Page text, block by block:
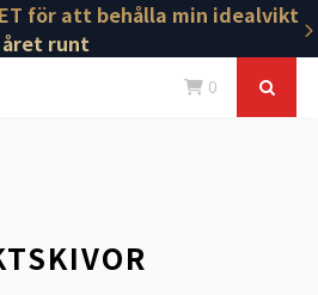
för att behålla min idealvikt
året runt
0